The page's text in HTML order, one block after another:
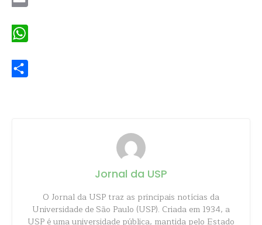
Jornal da USP
O Jornal da USP traz as principais notícias da
Universidade de São Paulo (USP). Criada em 1934, a
USP é uma universidade pública, mantida pelo Estado